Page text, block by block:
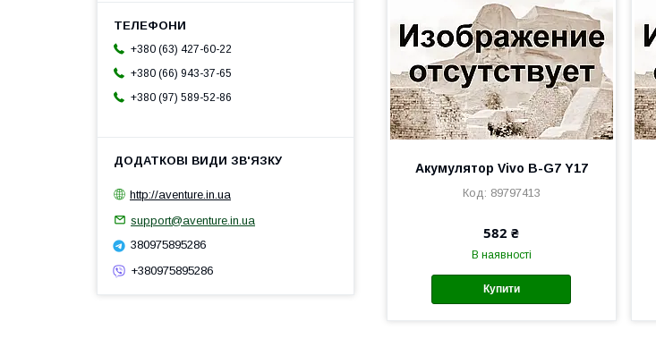
Акумулятор Vivo B-G7 Y17
89797413
582 ₴
В наявності
Купити
+380 (63) 427-60-22
+380 (66) 943-37-65
+380 (97) 589-52-86
http://aventure.in.ua
support@aventure.in.ua
380975895286
+380975895286